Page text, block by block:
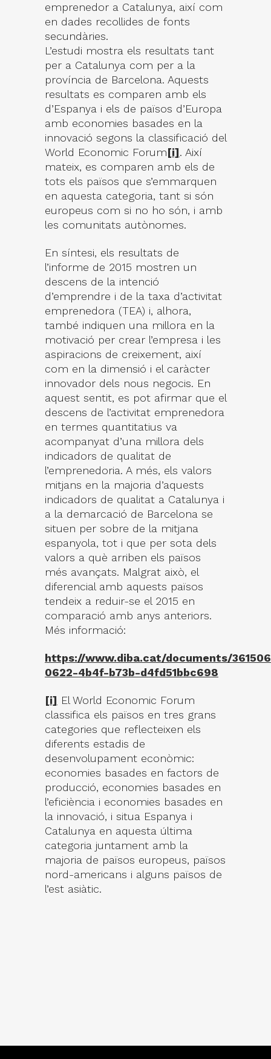
emprenedor a Catalunya, així com
en dades recollides de fonts
secundàries.
L’estudi mostra els resultats tant
per a Catalunya com per a la
província de Barcelona. Aquests
resultats es comparen amb els
d’Espanya i els de països d’Europa
amb economies basades en la
innovació segons la classificació del
World Economic Forum[i]. Així
mateix, es comparen amb els de
tots els països que s’emmarquen
en aquesta categoria, tant si són
europeus com si no ho són, i amb
les comunitats autònomes.
En síntesi, els resultats de
l’informe de 2015 mostren un
descens de la intenció
d’emprendre i de la taxa d’activitat
emprenedora (TEA) i, alhora,
també indiquen una millora en la
motivació per crear l’empresa i les
aspiracions de creixement, així
com en la dimensió i el caràcter
innovador dels nous negocis. En
aquest sentit, es pot afirmar que el
descens de l’activitat emprenedora
en termes quantitatius va
acompanyat d’una millora dels
indicadors de qualitat de
l’emprenedoria. A més, els valors
mitjans en la majoria d’aquests
indicadors de qualitat a Catalunya i
a la demarcació de Barcelona se
situen per sobre de la mitjana
espanyola, tot i que per sota dels
valors a què arriben els països
més avançats. Malgrat això, el
diferencial amb aquests països
tendeix a reduir-se el 2015 en
comparació amb anys anteriors.
Més informació:
https://www.diba.cat/documents/
0622-4b4f-b73b-d4fd51bbc698
[i] El World Economic Forum
classifica els països en tres grans
categories que reflecteixen els
diferents estadis de
desenvolupament econòmic:
economies basades en factors de
producció, economies basades en
l’eficiència i economies basades en
la innovació, i situa Espanya i
Catalunya en aquesta última
categoria juntament amb la
majoria de països europeus, països
nord-americans i alguns països de
l’est asiàtic.